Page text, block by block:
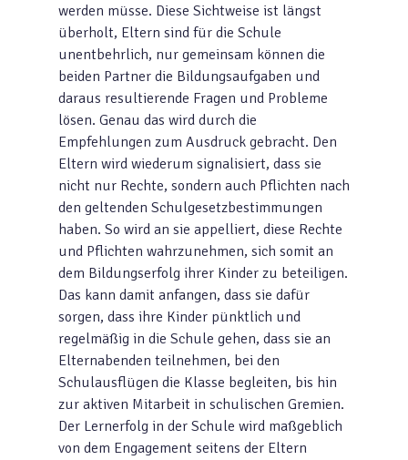
werden müsse. Diese Sichtweise ist längst
überholt, Eltern sind für die Schule
unentbehrlich, nur gemeinsam können die
beiden Partner die Bildungsaufgaben und
daraus resultierende Fragen und Probleme
lösen. Genau das wird durch die
Empfehlungen zum Ausdruck gebracht. Den
Eltern wird wiederum signalisiert, dass sie
nicht nur Rechte, sondern auch Pflichten nach
den geltenden Schulgesetzbestimmungen
haben. So wird an sie appelliert, diese Rechte
und Pflichten wahrzunehmen, sich somit an
dem Bildungserfolg ihrer Kinder zu beteiligen.
Das kann damit anfangen, dass sie dafür
sorgen, dass ihre Kinder pünktlich und
regelmäßig in die Schule gehen, dass sie an
Elternabenden teilnehmen, bei den
Schulausflügen die Klasse begleiten, bis hin
zur aktiven Mitarbeit in schulischen Gremien.
Der Lernerfolg in der Schule wird maßgeblich
von dem Engagement seitens der Eltern